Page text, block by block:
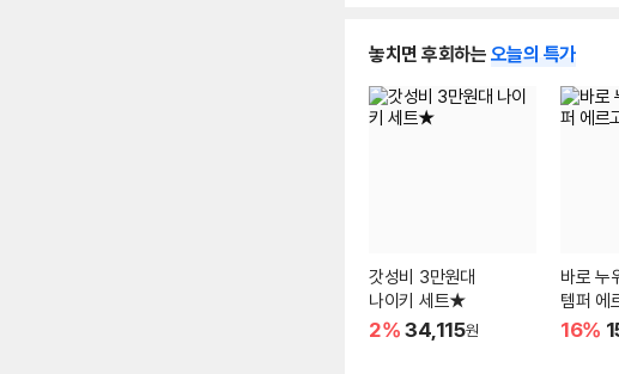
놓치면 후회하는 오늘의 특가
갓성비 3만원대
나이키 세트★
2% 34,115원
바로 누
템퍼 에
16%